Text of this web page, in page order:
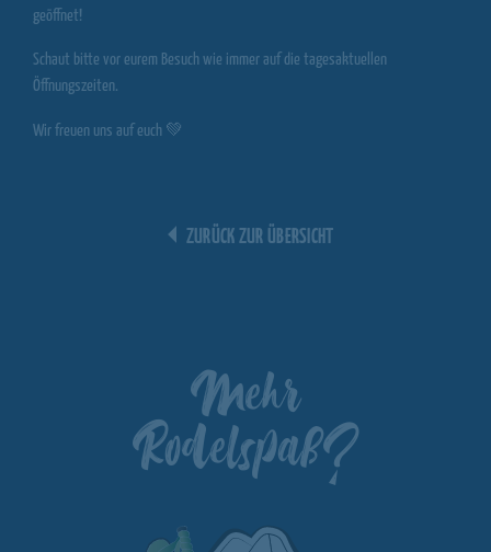
geöffnet!
Schaut bitte vor eurem Besuch wie immer auf die tagesaktuellen
Öffnungszeiten.
Wir freuen uns auf euch 💚
ZURÜCK ZUR ÜBERSICHT
Mehr
Rodelspaß?